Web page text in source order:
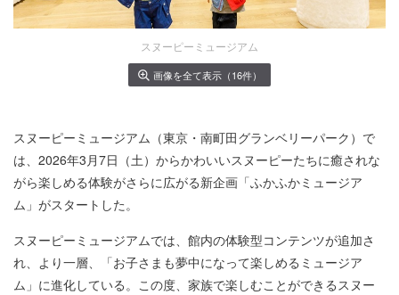
スヌーピーミュージアム
画像を全て表示（16件）
スヌーピーミュージアム（東京・南町田グランベリーパーク）で
は、2026年3月7日（土）からかわいいスヌーピーたちに癒されな
がら楽しめる体験がさらに広がる新企画「ふかふかミュージア
ム」がスタートした。
​スヌーピーミュージアムでは、館内の体験型コンテンツが追加さ
れ、より一層、「お子さまも夢中になって楽しめるミュージア
ム」に進化している。この度、家族で楽しむことができるスヌー